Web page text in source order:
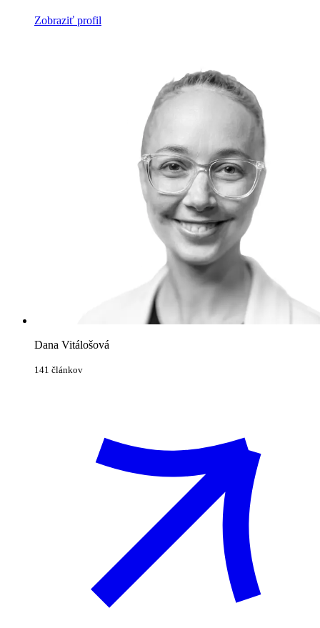
Zobraziť profil
Dana Vitálošová
141 článkov